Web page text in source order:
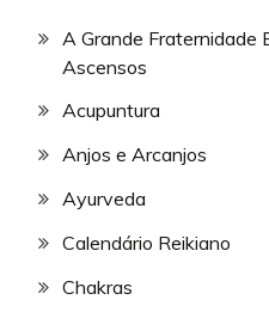
A Grande Fraternidade
Ascensos
Acupuntura
Anjos e Arcanjos
Ayurveda
Calendário Reikiano
Chakras